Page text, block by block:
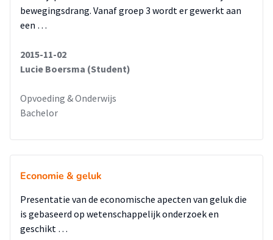
bewegingsdrang. Vanaf groep 3 wordt er gewerkt aan
een …
2015-11-02
Lucie Boersma (Student)
Opvoeding & Onderwijs
Bachelor
Economie & geluk
Presentatie van de economische apecten van geluk die
is gebaseerd op wetenschappelijk onderzoek en
geschikt …